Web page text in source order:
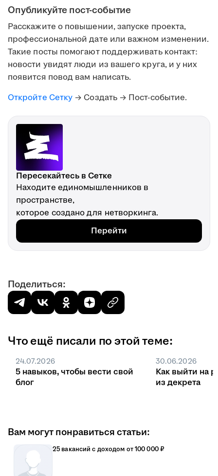
Опубликуйте пост-событие
Расскажите о повышении, запуске проекта,
профессиональной дате или важном изменении.
Такие посты помогают поддерживать контакт:
новости увидят люди из вашего круга, и у них
появится повод вам написать.
Откройте Сетку → Создать → Пост-событие.
Пересекайтесь в Сетке
Находите единомышленников в
пространстве,
которое создано для нетворкинга.
Перейти
Поделиться:
Что ещё писали по этой теме:
24.07.2026
5 навыков, чтобы вести свой
блог
30.06.2026
Как выйти на
из декрета
Вам могут понравиться статьи:
25 вакансий с доходом от 100 000 ₽